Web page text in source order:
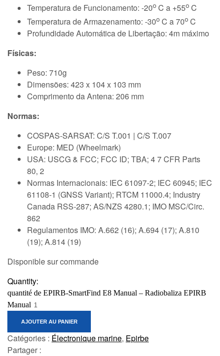
Temperatura de Funcionamento: -20o C a +55o C
Temperatura de Armazenamento: -30o C a 70o C
Profundidade Automática de Libertação: 4m máximo
Físicas:
Peso: 710g
Dimensões: 423 x 104 x 103 mm
Comprimento da Antena: 206 mm
Normas:
COSPAS-SARSAT: C/S T.001 | C/S T.007
Europe: MED (Wheelmark)
USA: USCG & FCC; FCC ID; TBA; 4 7 CFR Parts
80, 2
Normas Internacionais: IEC 61097-2; IEC 60945; IEC
61108-1 (GNSS Variant); RTCM 11000.4; Industry
Canada RSS-287; AS/NZS 4280.1; IMO MSC/Circ.
862
Regulamentos IMO: A.662 (16); A.694 (17); A.810
(19); A.814 (19)
Disponible sur commande
Quantity:
quantité de EPIRB-SmartFind E8 Manual – Radiobaliza EPIRB
Manual
AJOUTER AU PANIER
Catégories : Électronique marine, Epirbe
Partager :